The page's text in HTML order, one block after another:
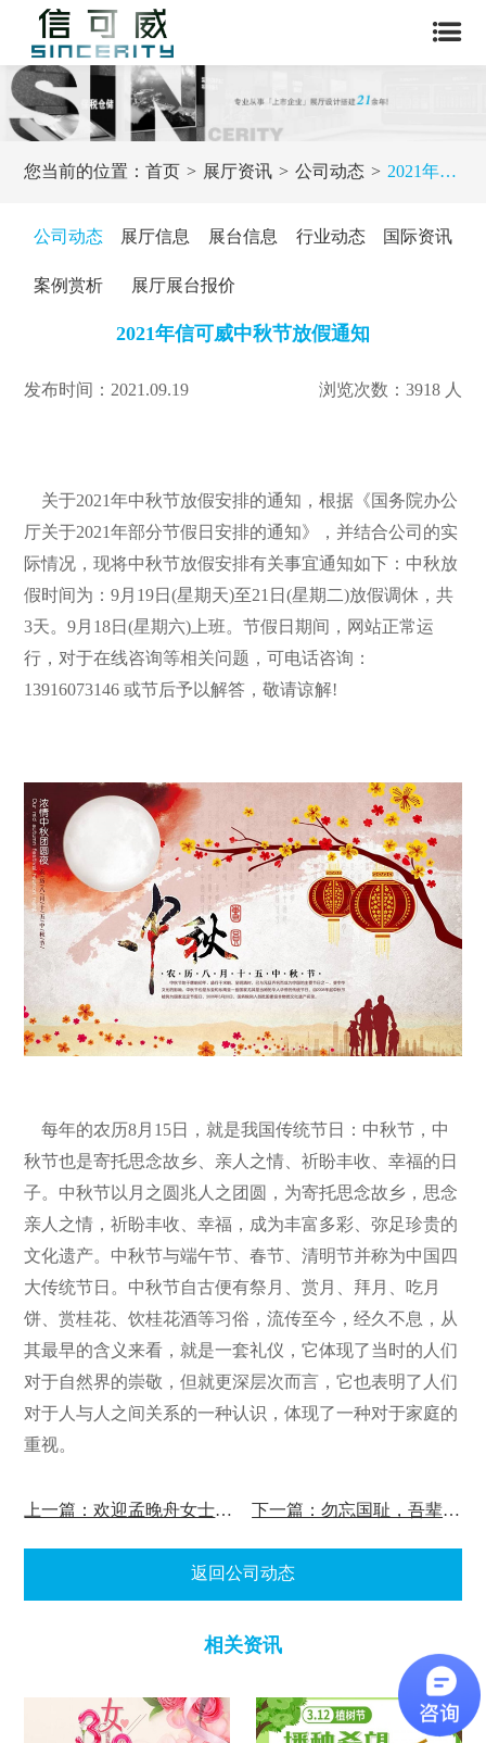
您当前的位置：首页 展厅资讯 公司动态 2021年信可威中秋节放假通知
公司动态 展厅信息 展台信息 行业动态 国际资讯
案例赏析 展厅展台报价
2021年信可威中秋节放假通知
发布时间：2021.09.19 浏览次数：3918 人
关于2021年中秋节放假安排的通知，根据《国务院办公
厅关于2021年部分节假日安排的通知》，并结合公司的实
际情况，现将中秋节放假安排有关事宜通知如下：中秋放
假时间为：9月19日(星期天)至21日(星期二)放假调休，共
3天。9月18日(星期六)上班。节假日期间，网站正常运
行，对于在线咨询等相关问题，可电话咨询：
13916073146 或节后予以解答，敬请谅解!
每年的农历8月15日，就是我国传统节日：中秋节，中
秋节也是寄托思念故乡、亲人之情、祈盼丰收、幸福的日
子。中秋节以月之圆兆人之团圆，为寄托思念故乡，思念
亲人之情，祈盼丰收、幸福，成为丰富多彩、弥足珍贵的
文化遗产。中秋节与端午节、春节、清明节并称为中国四
大传统节日。中秋节自古便有祭月、赏月、拜月、吃月
饼、赏桂花、饮桂花酒等习俗，流传至今，经久不息，从
其最早的含义来看，就是一套礼仪，它体现了当时的人们
对于自然界的崇敬，但就更深层次而言，它也表明了人们
对于人与人之间关系的一种认识，体现了一种对于家庭的
重视。
上一篇：欢迎孟晚舟女士回到祖国的怀抱 下一篇：勿忘国耻，吾辈自强；以史为鉴，奋发图强。
返回公司动态
相关资讯